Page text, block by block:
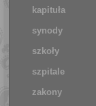
kapituła
synody
szkoły
szpitale
zakony